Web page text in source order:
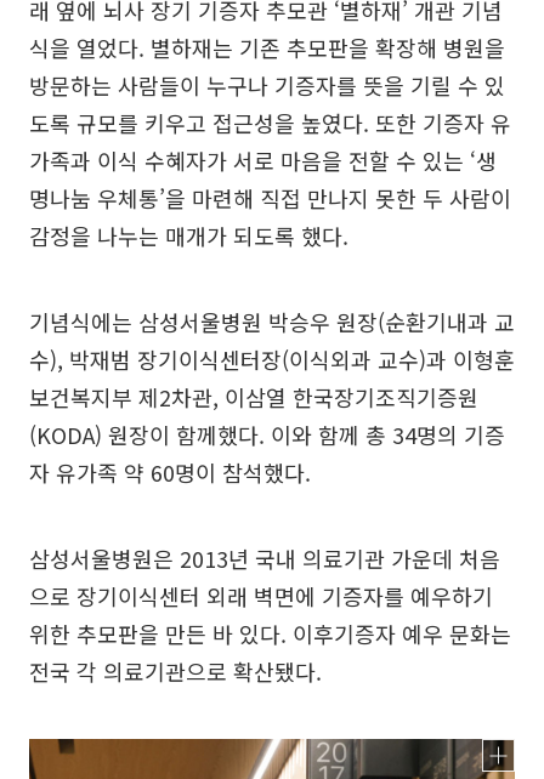
래 옆에 뇌사 장기 기증자 추모관 ‘별하재’ 개관 기념
식을 열었다. 별하재는 기존 추모판을 확장해 병원을
방문하는 사람들이 누구나 기증자를 뜻을 기릴 수 있
도록 규모를 키우고 접근성을 높였다. 또한 기증자 유
가족과 이식 수혜자가 서로 마음을 전할 수 있는 ‘생
명나눔 우체통’을 마련해 직접 만나지 못한 두 사람이
감정을 나누는 매개가 되도록 했다.
기념식에는 삼성서울병원 박승우 원장(순환기내과 교
수), 박재범 장기이식센터장(이식외과 교수)과 이형훈
보건복지부 제2차관, 이삼열 한국장기조직기증원
(KODA) 원장이 함께했다. 이와 함께 총 34명의 기증
자 유가족 약 60명이 참석했다.
삼성서울병원은 2013년 국내 의료기관 가운데 처음
으로 장기이식센터 외래 벽면에 기증자를 예우하기
위한 추모판을 만든 바 있다. 이후기증자 예우 문화는
전국 각 의료기관으로 확산됐다.